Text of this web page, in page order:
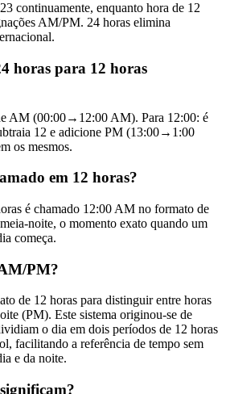
continuamente, enquanto hora de 12
AM/PM. 24 horas elimina
horas para 12 horas
AM (00:00→12:00 AM). Para 12:00: é
12 e adicione PM (13:00→1:00
os mesmos.
em 12 horas?
é chamado 12:00 AM no formato de
noite, o momento exato quando um
começa.
PM?
de 12 horas para distinguir entre horas
(PM). Este sistema originou-se de
o dia em dois períodos de 12 horas
facilitando a referência de tempo sem
e da noite.